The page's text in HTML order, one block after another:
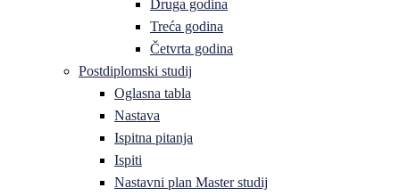
Druga godina
Treća godina
Četvrta godina
Postdiplomski studij
Oglasna tabla
Nastava
Ispitna pitanja
Ispiti
Nastavni plan Master studij